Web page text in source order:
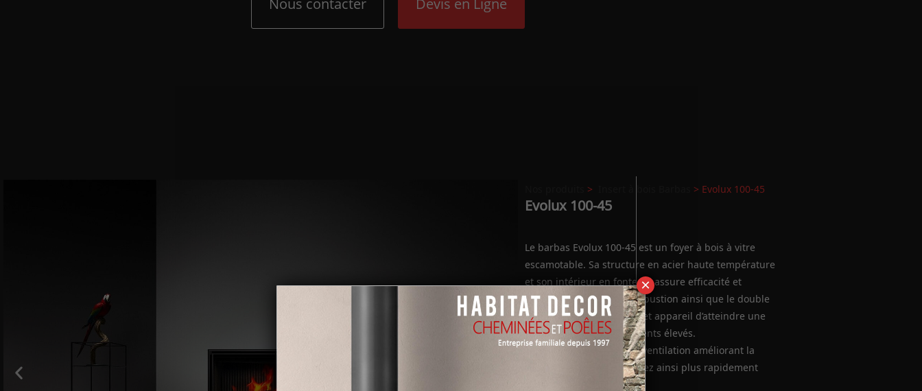
Nous contacter Devis en Ligne
> > Evolux 100-45
Evolux 100-45
Le barbas Evolux 100-45 est un foyer à bois à vitre
escamotable. Sa structure en acier haute température
et son intérieur en fonte lui assure efficacité et
robustese. La double combustion ainsi que le double
déflecteur permettent à cet appareil d’atteindre une
puissance et des rendements élevés.
Il peut être équipé d’une ventilation améliorant la
convection. Vous chaufferez ainsi plus rapidement
×